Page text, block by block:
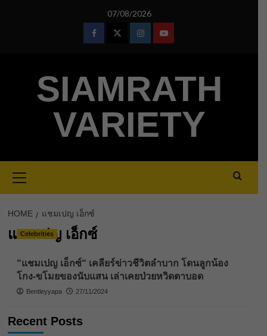
07/08/2026
FacebookTwitterInstagramYoutube
SIAMRATH
VARIETY
Menu
HOME แชมเปญ เอ็กซ์
แชมเปญ เอ็กซ์
Celebrities
“แชมเปญ เอ็กซ์“ เคลียร์ข่าวชีวิตลำบาก โดนลูกน้อง
โกง-ขโมยของนับแสน เล่าเคยป่วยหวิดตาบอด
Bentleyyapa 27/11/2024
Recent Posts